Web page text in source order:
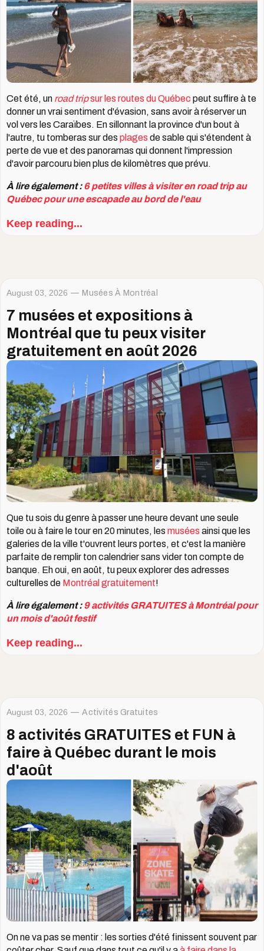
Cet été, un road tripsur les routes du Québec peut suffire à te
donner un vrai sentiment d'évasion, sans avoir à réserver un
vol vers les Caraïbes. En sillonnant la province d'un bout à
l'autre, tu tomberas sur des plages de sable qui s'étendent à
perte de vue et des panoramas qui donnent l'impression
d'avoir parcouru bien plus de kilomètres que prévu.
À lire également :6 petites villes à visiter en road trip au
Québec pour une escapade au bord de l'eau
Keep reading...
August 03, 2026 Musées À Montréal
7 musées et expositions à
Montréal que tu peux visiter
gratuitement en août 2026
Que tu sois du genre à passer une heure devant une seule
toile ou à faire le tour en 20 minutes, les musées ainsi que les
galeries de la ville t'ouvrent leurs portes, et c'est la manière
parfaite de remplir ton calendrier sans vider ton compte de
banque. Eh oui, en août, tu peux explorer des adresses
culturelles de Montréal gratuitement!
À lire également :9 activités GRATUITES à Montréal pour
un mois d'août festif
Keep reading...
August 03, 2026 Activités Gratuites
8 activités GRATUITES et FUN à
faire à Québec durant le mois
d'août
On ne va pas se mentir : les sorties d'été finissent souvent par